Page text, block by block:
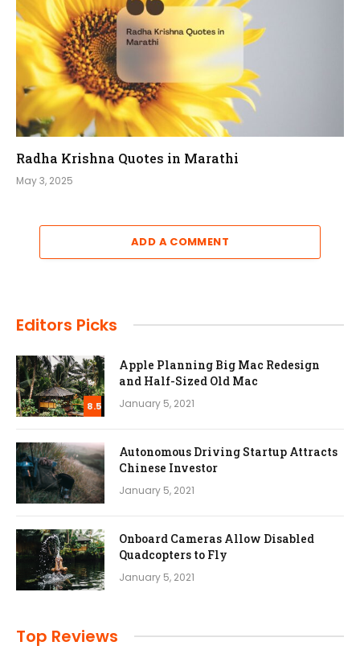
Radha Krishna Quotes in Marathi
May 3, 2025
ADD A COMMENT
Editors Picks
8.5
Apple Planning Big Mac Redesign
and Half-Sized Old Mac
January 5, 2021
Autonomous Driving Startup Attracts
Chinese Investor
January 5, 2021
Onboard Cameras Allow Disabled
Quadcopters to Fly
January 5, 2021
Top Reviews